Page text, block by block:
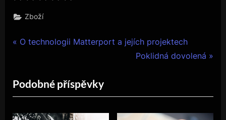
Zboží
Navigace
příspěvek
P
v
i
o
O technologii Matterport a jejích projektech
N
t
P
Poklidná dovolená
Podobné příspěvky